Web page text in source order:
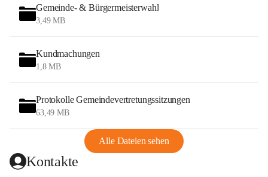
Gemeinde- & Bürgermeisterwahl
3,49 MB
Kundmachungen
1,8 MB
Protokolle Gemeindevertretungssitzungen
63,49 MB
Alle Dateien sehen
Kontakte